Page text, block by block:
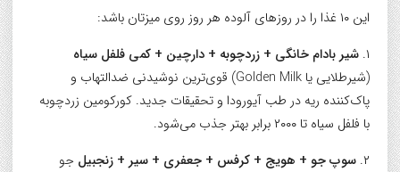
این ۱۰ غذا را در روزهای آلوده هر روز روی میزتان باشد:
۱. شیر بادام خانگی + زردچوبه + دارچین + کمی فلفل سیاه
(شیرطلایی یا Golden Milk) قوی‌ترین نوشیدنی ضدالتهاب و
پاک‌کننده ریه در طب آیورودا و تحقیقات جدید. کورکومین زردچوبه
با فلفل سیاه تا ۲۰۰۰ برابر بهتر جذب می‌شود.
۲. سوپ جو + هویج + کرفس + جعفری + سیر + زنجبیل جو